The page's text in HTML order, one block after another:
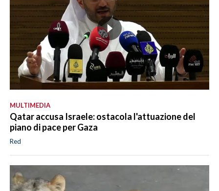
MULTIMEDIA
Qatar accusa Israele: ostacola l'attuazione del
piano di pace per Gaza
Red